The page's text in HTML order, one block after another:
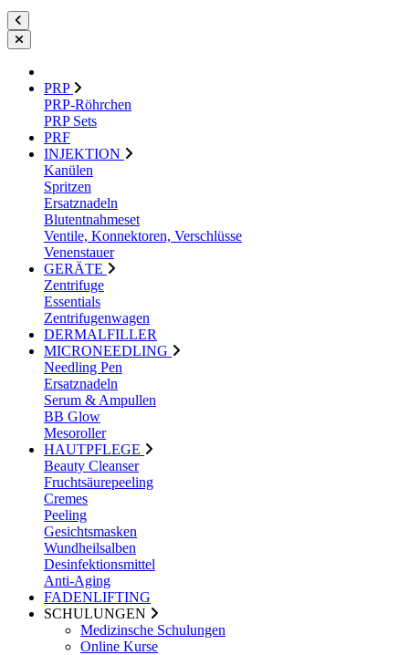
PRP
PRP-Röhrchen
PRP Sets
PRF
INJEKTION
Kanülen
Spritzen
Ersatznadeln
Blutentnahmeset
Ventile, Konnektoren, Verschlüsse
Venenstauer
GERÄTE
Zentrifuge
Essentials
Zentrifugenwagen
DERMALFILLER
MICRONEEDLING
Needling Pen
Ersatznadeln
Serum & Ampullen
BB Glow
Mesoroller
HAUTPFLEGE
Beauty Cleanser
Fruchtsäurepeeling
Cremes
Peeling
Gesichtsmasken
Wundheilsalben
Desinfektionsmittel
Anti-Aging
FADENLIFTING
SCHULUNGEN
Medizinsche Schulungen
Online Kurse